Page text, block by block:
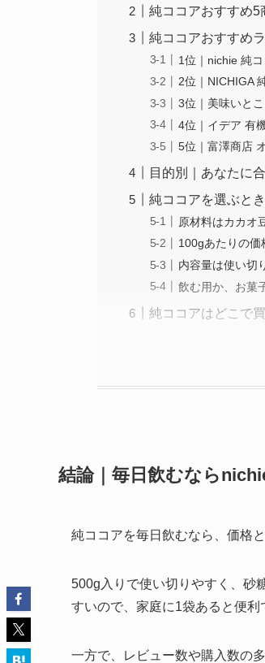
純ココアおすすめ5
純ココアおすすめ
1位｜nichie 純
2位｜NICHIGA
3位｜美味いと
4位｜イデア 有
5位｜富澤商店
目的別｜あなたに
純ココアを選ぶと
原材料はカカオ
100gあたりの価
内容量は使い切
飲む用か、お菓
純ココアはどこで
結論｜毎日飲むなら
純ココアを毎日飲むなら、価格
500g入りで使い切りやすく、砂
すいので、家庭に1袋あると便利
一方で、レビュー数や購入数の